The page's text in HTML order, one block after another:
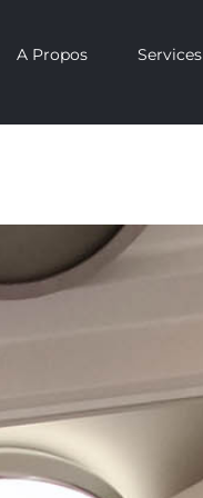
A Propos Services